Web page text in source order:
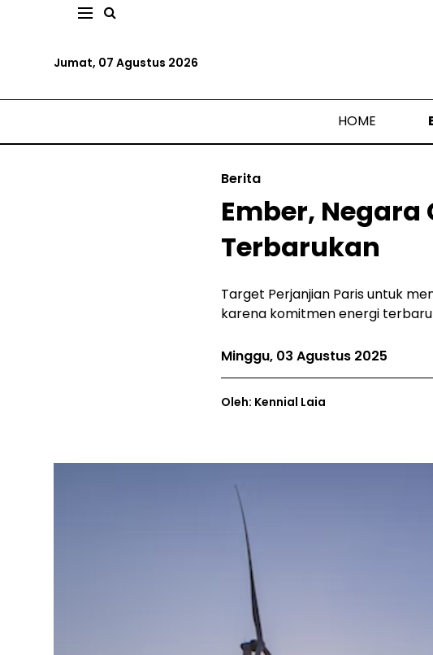
Jumat, 07 Agustus 2026
HOME
Berita
Ember, Negara
Terbarukan
Target Perjanjian Paris untuk
karena komitmen energi
Minggu, 03 Agustus 2025
Oleh: Kennial Laia